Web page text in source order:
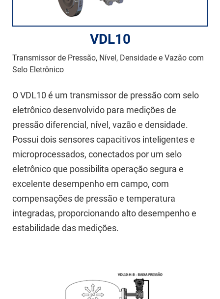
VDL10
Transmissor de Pressão, Nível, Densidade e Vazão com
Selo Eletrônico
O VDL10 é um transmissor de pressão com selo
eletrônico desenvolvido para medições de
pressão diferencial, nível, vazão e densidade.
Possui dois sensores capacitivos inteligentes e
microprocessados, conectados por um selo
eletrônico que possibilita operação segura e
excelente desempenho em campo, com
compensações de pressão e temperatura
integradas, proporcionando alto desempenho e
estabilidade das medições.